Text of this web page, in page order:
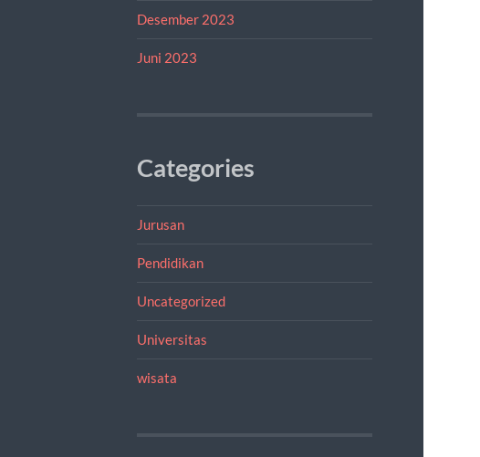
Desember 2023
Juni 2023
Categories
Jurusan
Pendidikan
Uncategorized
Universitas
wisata